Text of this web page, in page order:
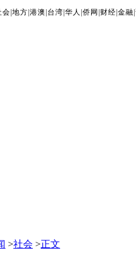
会 |地方 |港澳 台湾 |华人 |侨网 财经 |金融 |
>社会 >正文